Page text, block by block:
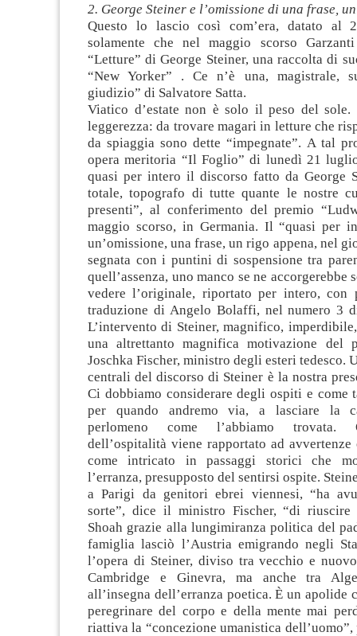
2. George Steiner e l’omissione di una frase,
Questo lo lascio così com’era, datato al
solamente che nel maggio scorso
“Letture” di George Steiner, una raccolta di
“New Yorker” . Ce n’è una, magistrale,
giudizio” di Salvatore Satta.
Viatico d’estate non è solo il peso del sole.
leggerezza: da trovare magari in letture che
da spiaggia sono dette “impegnate”. A tal
opera meritoria “Il Foglio” di lunedì 21
quasi per intero il discorso fatto da George
totale, topografo di tutte quante le nostre
presenti”, al conferimento del premio
maggio scorso, in Germania. Il “quasi per
un’omissione, una frase, un rigo appena, nel
segnata con i puntini di sospensione tra
quell’assenza, uno manco se ne accorgerebbe
vedere l’originale, riportato per intero, con
traduzione di Angelo Bolaffi, nel numero 3
L’intervento di Steiner, magnifico,
una altrettanto magnifica motivazione del
Joschka Fischer, ministro degli esteri tedesco.
centrali del discorso di Steiner è la nostra
Ci dobbiamo considerare degli ospiti e come
per quando andremo via, a lasciare la
perlomeno come l’abbiamo trovata.
dell’ospitalità viene rapportato ad
come intricato in passaggi storici che
l’erranza, presupposto del sentirsi ospite.
a Parigi da genitori ebrei viennesi, “ha
sorte”, dice il ministro Fischer, “di
Shoah grazie alla lungimiranza politica del
famiglia lasciò l’Austria emigrando negli
l’opera di Steiner, diviso tra vecchio e
Cambridge e Ginevra, ma anche tra
all’insegna dell’erranza poetica. È un apolide
peregrinare del corpo e della mente mai
riattiva la “concezione umanistica